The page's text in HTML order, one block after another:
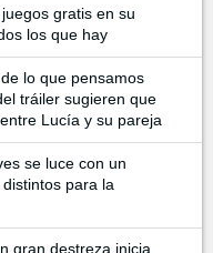
gratis en su
los que hay
lo que pensamos
tráiler sugieren que
Lucía y su pareja
se luce con un
para la
gran destreza inicia,